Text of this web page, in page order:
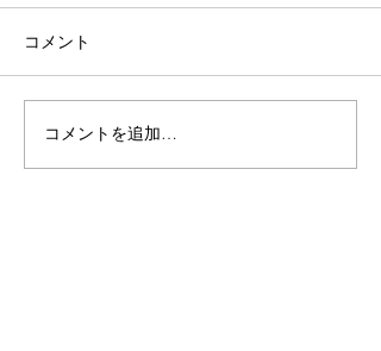
コメント
コメントを追加…